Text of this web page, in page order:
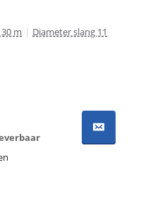
m | Diameter slang 11